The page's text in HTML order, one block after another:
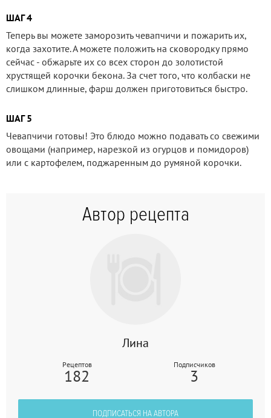
ШАГ 4
Теперь вы можете заморозить чевапчичи и пожарить их,
когда захотите. А можете положить на сковородку прямо
сейчас - обжарьте их со всех сторон до золотистой
хрустящей корочки бекона. За счет того, что колбаски не
слишком длинные, фарш должен приготовиться быстро.
ШАГ 5
Чевапчичи готовы! Это блюдо можно подавать со свежими
овощами (например, нарезкой из огурцов и помидоров)
или с картофелем, поджаренным до румяной корочки.
Автор рецепта
Лина
Рецептов
182
Подписчиков
3
ПОДПИСАТЬСЯ НА АВТОРА